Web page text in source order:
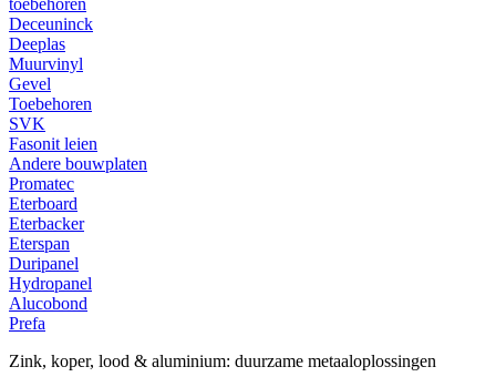
toebehoren
Deceuninck
Deeplas
Muurvinyl
Gevel
Toebehoren
SVK
Fasonit leien
Andere bouwplaten
Promatec
Eterboard
Eterbacker
Eterspan
Duripanel
Hydropanel
Alucobond
Prefa
Zink, koper, lood & aluminium: duurzame metaaloplossingen